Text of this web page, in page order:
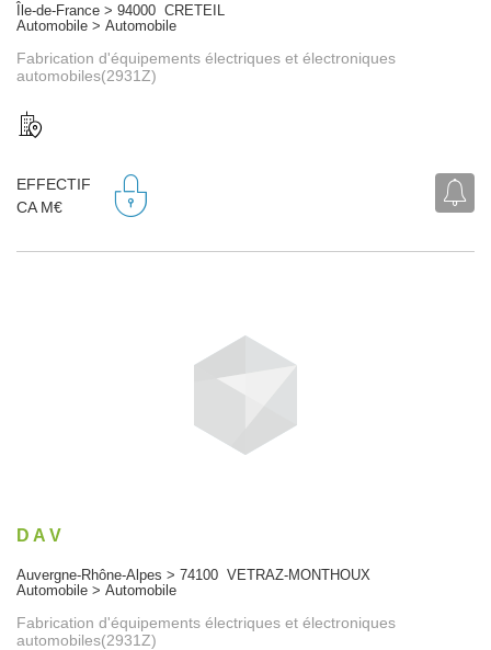
Île-de-France > 94000 CRETEIL
Automobile > Automobile
Fabrication d'équipements électriques et électroniques
automobiles(2931Z)
EFFECTIF
CA M€
D A V
Auvergne-Rhône-Alpes > 74100 VETRAZ-MONTHOUX
Automobile > Automobile
Fabrication d'équipements électriques et électroniques
automobiles(2931Z)